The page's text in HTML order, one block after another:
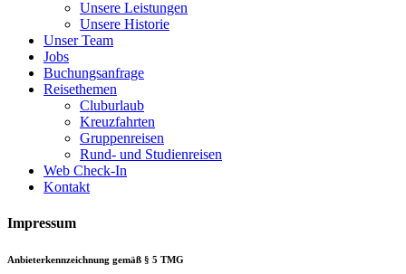
Unsere Leistungen
Unsere Historie
Unser Team
Jobs
Buchungsanfrage
Reisethemen
Cluburlaub
Kreuzfahrten
Gruppenreisen
Rund- und Studienreisen
Web Check-In
Kontakt
Impressum
Anbieterkennzeichnung gemäß § 5 TMG